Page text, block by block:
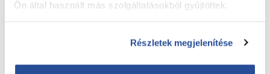
Ön által használt más szolgáltatásokból gyűjtöttek.
Részletek megjelenítése